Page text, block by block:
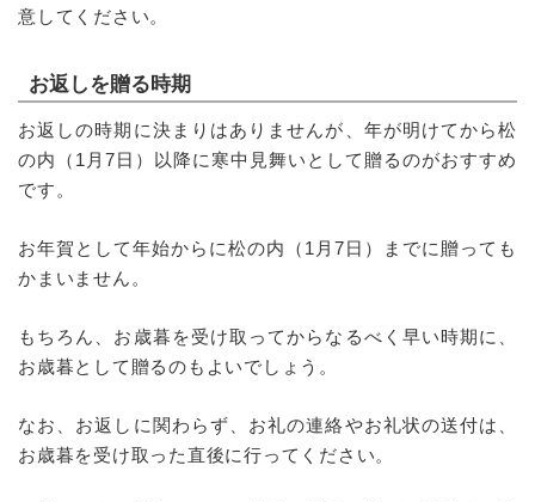
意してください。
お返しを贈る時期
お返しの時期に決まりはありませんが、年が明けてから松
の内（1月7日）以降に寒中見舞いとして贈るのがおすすめ
です。
お年賀として年始からに松の内（1月7日）までに贈っても
かまいません。
もちろん、お歳暮を受け取ってからなるべく早い時期に、
お歳暮として贈るのもよいでしょう。
なお、お返しに関わらず、お礼の連絡やお礼状の送付は、
お歳暮を受け取った直後に行ってください。